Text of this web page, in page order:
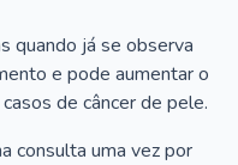
quando já se observa
e pode aumentar o
de câncer de pele.
consulta uma vez por